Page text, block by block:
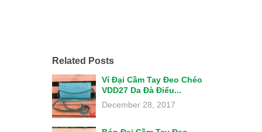
Related Posts
Ví Đại Cầm Tay Đeo Chéo
VDD27 Da Đà Điểu...
December 28, 2017